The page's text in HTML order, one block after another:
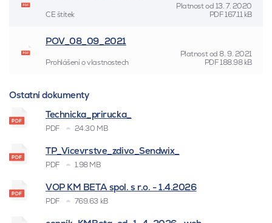
Platnost od13. 7. 2020
CE štítek
PDF167.11 kB
POV_08_09_2021
Platnost od8. 9. 2021
Prohlášení o vlastnostech
PDF188.98 kB
Ostatní dokumenty
Technicka_prirucka_
PDF 24.30 MB
TP_Vicevrstve_zdivo_Sendwix_
PDF 1.98 MB
VOP KM BETA spol. s r.o. - 1.4.2026
PDF 769.63 kB